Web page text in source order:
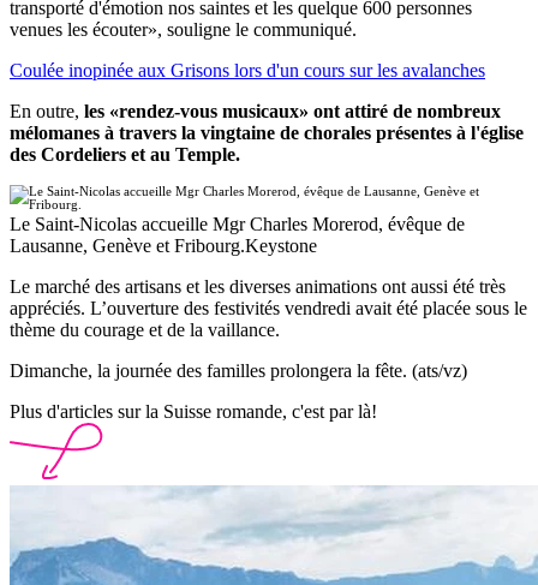
transporté d'émotion nos saintes et les quelque 600 personnes
venues les écouter», souligne le communiqué.
Coulée inopinée aux Grisons lors d'un cours sur les avalanches
En outre, les «rendez-vous musicaux» ont attiré de nombreux
mélomanes à travers la vingtaine de chorales présentes à l'église
des Cordeliers et au Temple.
Le Saint-Nicolas accueille Mgr Charles Morerod, évêque de
Lausanne, Genève et Fribourg.Keystone
Le marché des artisans et les diverses animations ont aussi été très
appréciés. L’ouverture des festivités vendredi avait été placée sous le
thème du courage et de la vaillance.
Dimanche, la journée des familles prolongera la fête. (ats/vz)
Plus d'articles sur la Suisse romande, c'est par là!